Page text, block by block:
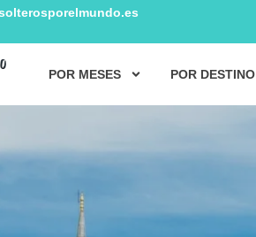
POR MESES POR DESTINO